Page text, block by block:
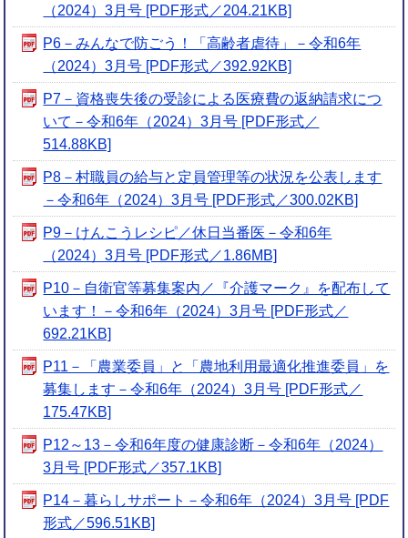
（2024）3月号 [PDF形式／204.21KB]
P6－みんなで防ごう！「高齢者虐待」－令和6年
（2024）3月号 [PDF形式／392.92KB]
P7－資格喪失後の受診による医療費の返納請求につ
いて－令和6年（2024）3月号 [PDF形式／
514.88KB]
P8－村職員の給与と定員管理等の状況を公表します
－令和6年（2024）3月号 [PDF形式／300.02KB]
P9－けんこうレシピ／休日当番医－令和6年
（2024）3月号 [PDF形式／1.86MB]
P10－自衛官等募集案内／『介護マーク』を配布して
います！－令和6年（2024）3月号 [PDF形式／
692.21KB]
P11－「農業委員」と「農地利用最適化推進委員」を
募集します－令和6年（2024）3月号 [PDF形式／
175.47KB]
P12～13－令和6年度の健康診断－令和6年（2024）
3月号 [PDF形式／357.1KB]
P14－暮らしサポート－令和6年（2024）3月号 [PDF
形式／596.51KB]